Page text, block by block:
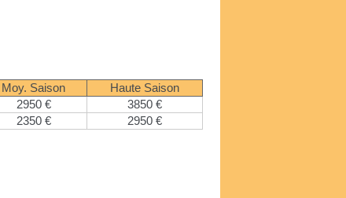
Moy. Saison
Haute Saison
2950 €
3850 €
2350 € 2950 €